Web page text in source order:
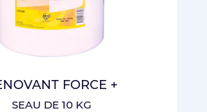
FORCE +
SEAU DE 10 KG